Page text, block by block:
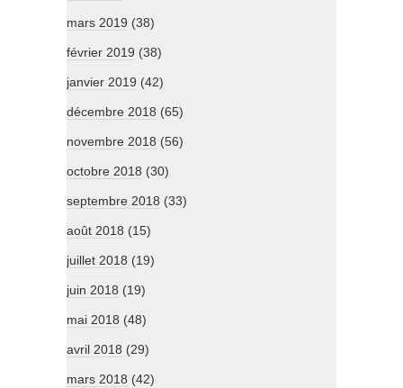
mars 2019 (38)
février 2019 (38)
janvier 2019 (42)
décembre 2018 (65)
novembre 2018 (56)
octobre 2018 (30)
septembre 2018 (33)
août 2018 (15)
juillet 2018 (19)
juin 2018 (19)
mai 2018 (48)
avril 2018 (29)
mars 2018 (42)